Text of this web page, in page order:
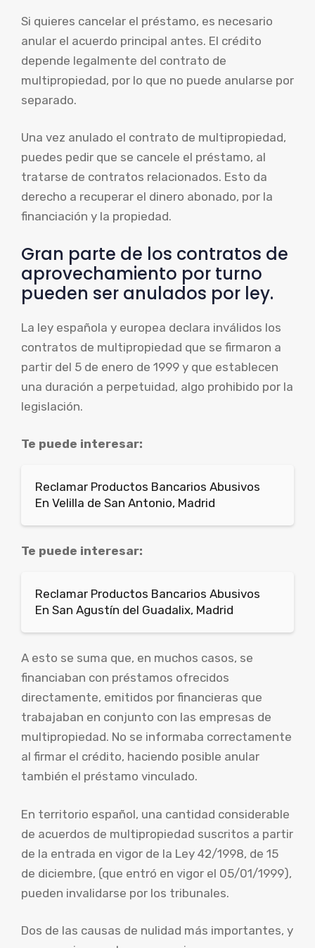
Si quieres cancelar el préstamo, es necesario
anular el acuerdo principal antes. El crédito
depende legalmente del contrato de
multipropiedad, por lo que no puede anularse por
separado.
Una vez anulado el contrato de multipropiedad,
puedes pedir que se cancele el préstamo, al
tratarse de contratos relacionados. Esto da
derecho a recuperar el dinero abonado, por la
financiación y la propiedad.
Gran parte de los contratos de
aprovechamiento por turno
pueden ser anulados por ley.
La ley española y europea declara inválidos los
contratos de multipropiedad que se firmaron a
partir del 5 de enero de 1999 y que establecen
una duración a perpetuidad, algo prohibido por la
legislación.
Te puede interesar:
Reclamar Productos Bancarios Abusivos
En Velilla de San Antonio, Madrid
Te puede interesar:
Reclamar Productos Bancarios Abusivos
En San Agustín del Guadalix, Madrid
A esto se suma que, en muchos casos, se
financiaban con préstamos ofrecidos
directamente, emitidos por financieras que
trabajaban en conjunto con las empresas de
multipropiedad. No se informaba correctamente
al firmar el crédito, haciendo posible anular
también el préstamo vinculado.
En territorio español, una cantidad considerable
de acuerdos de multipropiedad suscritos a partir
de la entrada en vigor de la Ley 42/1998, de 15
de diciembre, (que entró en vigor el 05/01/1999),
pueden invalidarse por los tribunales.
Dos de las causas de nulidad más importantes, y